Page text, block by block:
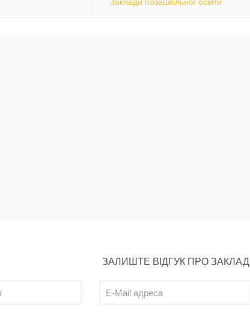
Заклади позашкільної освіти
ЗАЛИШТЕ ВІДГУК ПРО ЗАКЛАД